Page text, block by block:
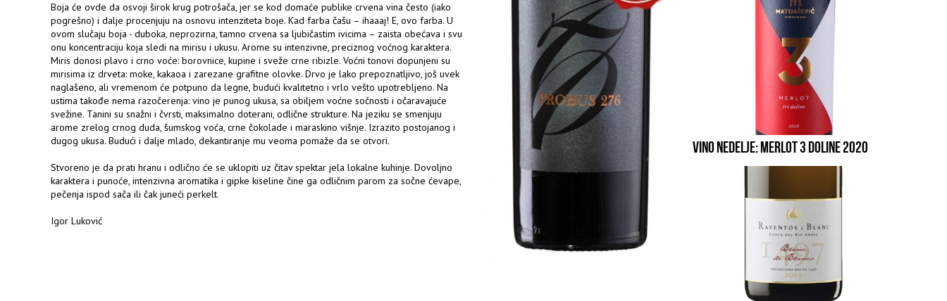
Boja će ovde da osvoji širok krug potrošača, jer se kod domaće publike crvena vina često (iako
pogrešno) i dalje procenjuju na osnovu intenziteta boje. Kad farba čašu – ihaaaj! E, ovo farba. U
ovom slučaju boja - duboka, neprozirna, tamno crvena sa ljubičastim ivicima – zaista obećava i svu
onu koncentraciju koja sledi na mirisu i ukusu. Arome su intenzivne, preciznog voćnog karaktera.
Miris donosi plavo i crno voće: borovnice, kupine i sveže crne ribizle. Voćni tonovi dopunjeni su
mirisima iz drveta: moke, kakaoa i zarezane grafitne olovke. Drvo je lako prepoznatljivo, još uvek
naglašeno, ali vremenom će potpuno da legne, budući kvalitetno i vrlo vešto upotrebljeno. Na
ustima takođe nema razočerenja: vino je punog ukusa, sa obiljem voćne sočnosti i očaravajuće
svežine. Tanini su snažni i čvrsti, maksimalno doterani, odlične strukture. Na jeziku se smenjuju
arome zrelog crnog duda, šumskog voća, crne čokolade i maraskino višnje. Izrazito postojanog i
dugog ukusa. Budući i dalje mlado, dekantiranje mu veoma pomaže da se otvori.
Stvoreno je da prati hranu i odlično će se uklopiti uz čitav spektar jela lokalne kuhinje. Dovoljno
karaktera i punoće, intenzivna aromatika i gipke kiseline čine ga odličnim parom za sočne ćevape,
pečenja ispod sača ili čak juneći perkelt.
Igor Luković
VINO NEDELJE: MERLOT 3 DOLINE 2020